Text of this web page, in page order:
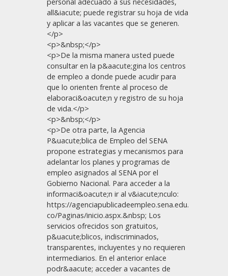
all&iacute; puede registrar su hoja de vida
y aplicar a las vacantes que se generen.
</p>
<p>&nbsp;</p>
<p>De la misma manera usted puede
consultar en la p&aacute;gina los centros
de empleo a donde puede acudir para
que lo orienten frente al proceso de
elaboraci&oacute;n y registro de su hoja
de vida.</p>
<p>&nbsp;</p>
<p>De otra parte, la Agencia
P&uacute;blica de Empleo del SENA
propone estrategias y mecanismos para
adelantar los planes y programas de
empleo asignados al SENA por el
Gobierno Nacional. Para acceder a la
informaci&oacute;n ir al v&iacute;nculo:
https://agenciapublicadeempleo.sena.edu.
co/Paginas/inicio.aspx.&nbsp; Los
servicios ofrecidos son gratuitos,
p&uacute;blicos, indiscriminados,
transparentes, incluyentes y no requieren
intermediarios. En el anterior enlace
podr&aacute; acceder a vacantes de